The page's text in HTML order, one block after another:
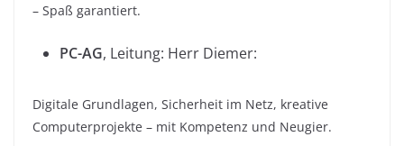
– Spaß garantiert.
PC-AG, Leitung: Herr Diemer:
Digitale Grundlagen, Sicherheit im Netz, kreative
Computerprojekte – mit Kompetenz und Neugier.